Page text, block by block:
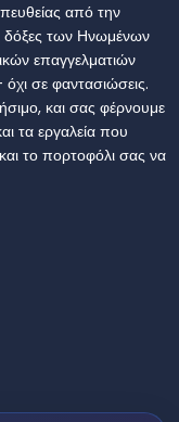
από την
δόξες των Ηνωμένων
επαγγελματιών
σε φαντασιώσεις.
και σας φέρνουμε
τα εργαλεία που
το πορτοφόλι σας να